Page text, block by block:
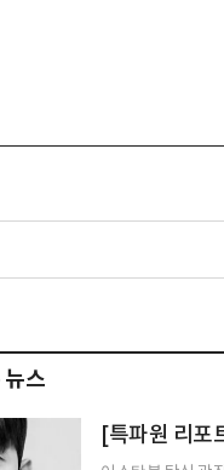
뉴스
[특파원 리포